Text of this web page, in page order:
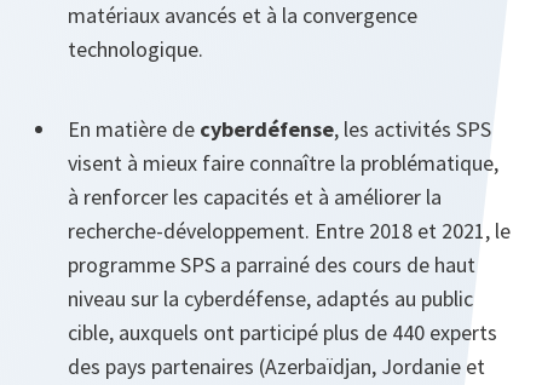
matériaux avancés et à la convergence
technologique.
En matière de cyberdéfense, les activités SPS
visent à mieux faire connaître la problématique,
à renforcer les capacités et à améliorer la
recherche-développement. Entre 2018 et 2021, le
programme SPS a parrainé des cours de haut
niveau sur la cyberdéfense, adaptés au public
cible, auxquels ont participé plus de 440 experts
des pays partenaires (Azerbaïdjan, Jordanie et